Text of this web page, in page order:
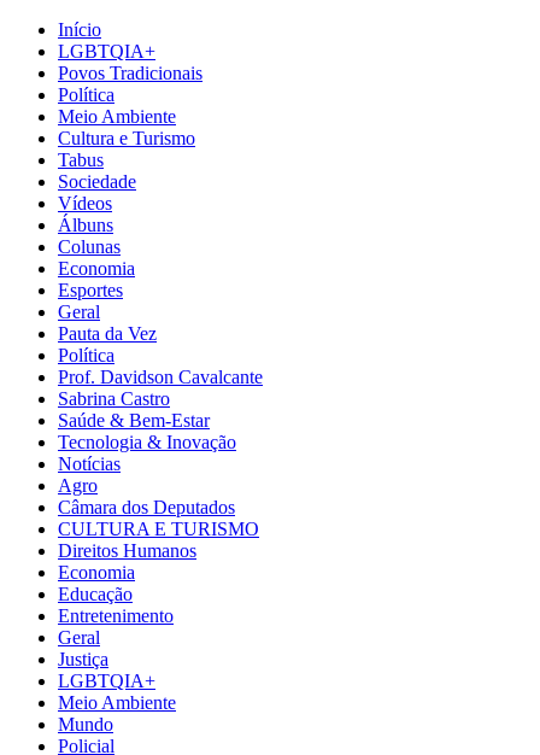
Início
LGBTQIA+
Povos Tradicionais
Política
Meio Ambiente
Cultura e Turismo
Tabus
Sociedade
Vídeos
Álbuns
Colunas
Economia
Esportes
Geral
Pauta da Vez
Política
Prof. Davidson Cavalcante
Sabrina Castro
Saúde & Bem-Estar
Tecnologia & Inovação
Notícias
Agro
Câmara dos Deputados
CULTURA E TURISMO
Direitos Humanos
Economia
Educação
Entretenimento
Geral
Justiça
LGBTQIA+
Meio Ambiente
Mundo
Policial